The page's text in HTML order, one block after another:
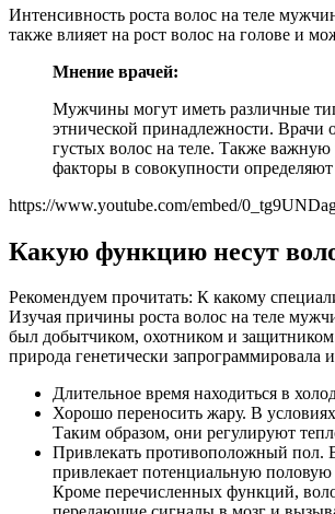
Интенсивность роста волос на теле
также влияет на рост волос на голове и
Мнение врачей:
Мужчины могут иметь различные
этнической принадлежности. Врачи
густых волос на теле. Также важную
факторы в совокупности
https://www.youtube.com/embed/
Какую функцию несут
Рекомендуем прочитать: К какому
Изучая причины роста волос на теле
был добытчиком, охотником и
природа генетически
Длительное время находиться в
Хорошо переносить жару. В
Таким образом, они регулируют
Привлекать противоположный пол.
привлекает потенциальную половую
Кроме перечисленных функций,